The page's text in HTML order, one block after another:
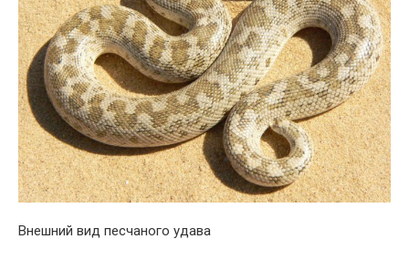
Внешний вид песчаного удава